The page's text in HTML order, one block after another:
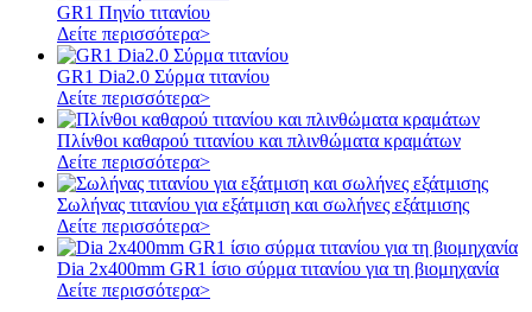
GR1 Πηνίο τιτανίου
Δείτε περισσότερα>
GR1 Dia2.0 Σύρμα τιτανίου
Δείτε περισσότερα>
Πλίνθοι καθαρού τιτανίου και πλινθώματα κραμάτων
Δείτε περισσότερα>
Σωλήνας τιτανίου για εξάτμιση και σωλήνες εξάτμισης
Δείτε περισσότερα>
Dia 2x400mm GR1 ίσιο σύρμα τιτανίου για τη βιομηχανία
Δείτε περισσότερα>